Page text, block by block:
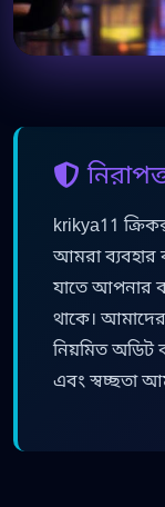
krikya11
আমরা ব্যবহার
যাতে আপনার
থাকে। আমাদের
নিয়মিত অডিট
এবং স্বচ্ছতা